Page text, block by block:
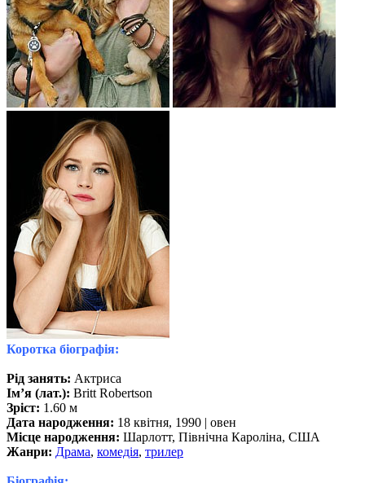
Коротка біографія:
Рід занять: Актриса
Ім’я (лат.): Britt Robertson
Зріст: 1.60 м
Дата народження: 18 квітня, 1990 | овен
Місце народження: Шарлотт, Північна Кароліна, США
Жанри: Драма, комедія, трилер